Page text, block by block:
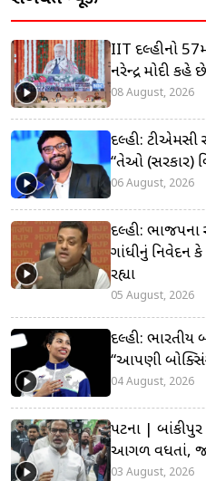
IIT દિલ્હીનો
નરેન્દ્ર મોદી કહે
08 August, 2026
દિલ્હી:
“તેઓ (સરકાર)
06 August, 2026
દિલ્હી:
ગાંધીનું નિવેદન
રહ્યા
05 August, 2026
દિલ્હી: ભારતીય
“આપણી
04 August, 2026
પટના |
આગળ વધતાં, જન
03 August, 2026